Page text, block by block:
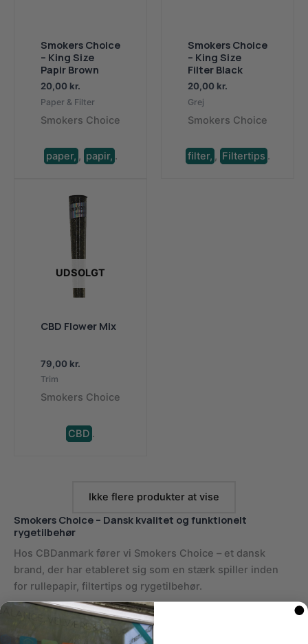
Smokers Choice
– King Size
Papir Brown
20,00 kr.
Paper & Filter
Smokers Choice
paper, , papir, .
Smokers Choice
– King Size
Filter Black
20,00 kr.
Grej
Smokers Choice
filter, , Filtertips .
UDSOLGT
CBD Flower Mix
79,00 kr.
Trim
Smokers Choice
CBD .
Ikke flere produkter at vise
Smokers Choice – Dansk kvalitet og funktionelt
rygetilbehør
Hos CBDanmark fører vi Smokers Choice – et dansk
brand, der har etableret sig som en stærk spiller inden
for rullepapir, filtertips og rygetilbehør.
Smokers Choice er kendt for at kombinere
brugervenlighed, kvalitet og kreativt design i et bredt